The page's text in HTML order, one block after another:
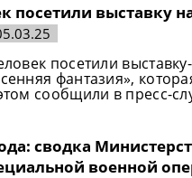
посетили выставку
посетили
фантазия»,
сообщили в пресс-
сводка
военной